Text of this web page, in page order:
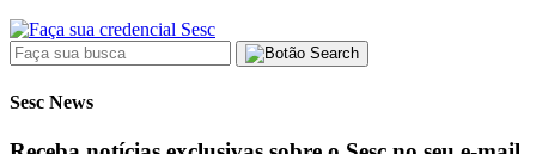
Sesc News